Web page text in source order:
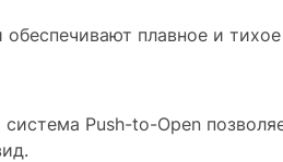
плавное и
Push-to-Open